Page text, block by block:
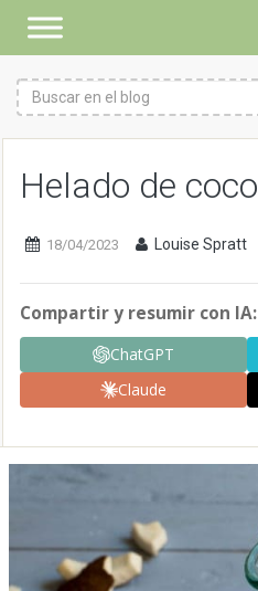
Helado de coco
18/04/2023 Louise Spratt
Compartir y resumir con IA:
ChatGPT
Claude